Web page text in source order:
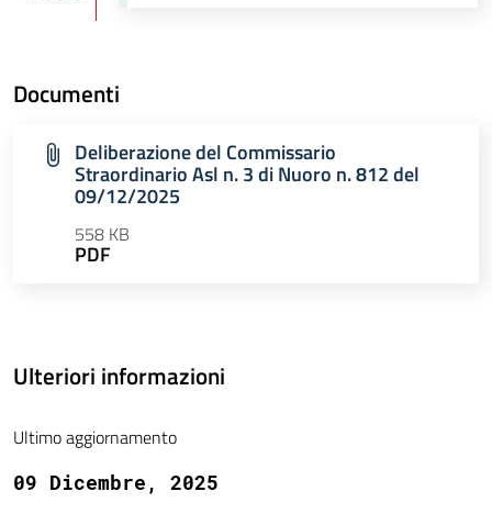
Documenti
Deliberazione del Commissario
Straordinario Asl n. 3 di Nuoro n. 812 del
09/12/2025
558 KB
PDF
Ulteriori informazioni
Ultimo aggiornamento
09 Dicembre, 2025